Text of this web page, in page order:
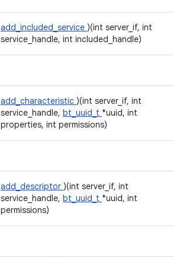
add_included_service )(int server_if, int
service_handle, int included_handle)
add_characteristic )(int server_if, int
service_handle, bt_uuid_t *uuid, int
properties, int permissions)
add_descriptor )(int server_if, int
service_handle, bt_uuid_t *uuid, int
permissions)